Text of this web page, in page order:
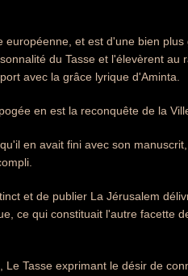
et est d'une bien
du Tasse et l'élevèrent au
avec la grâce lyrique d'Aminta.
en est la reconquête de la
en avait fini avec son
et de publier La Jérusalem
ce qui constituait l'autre facette
Tasse exprimant le désir de